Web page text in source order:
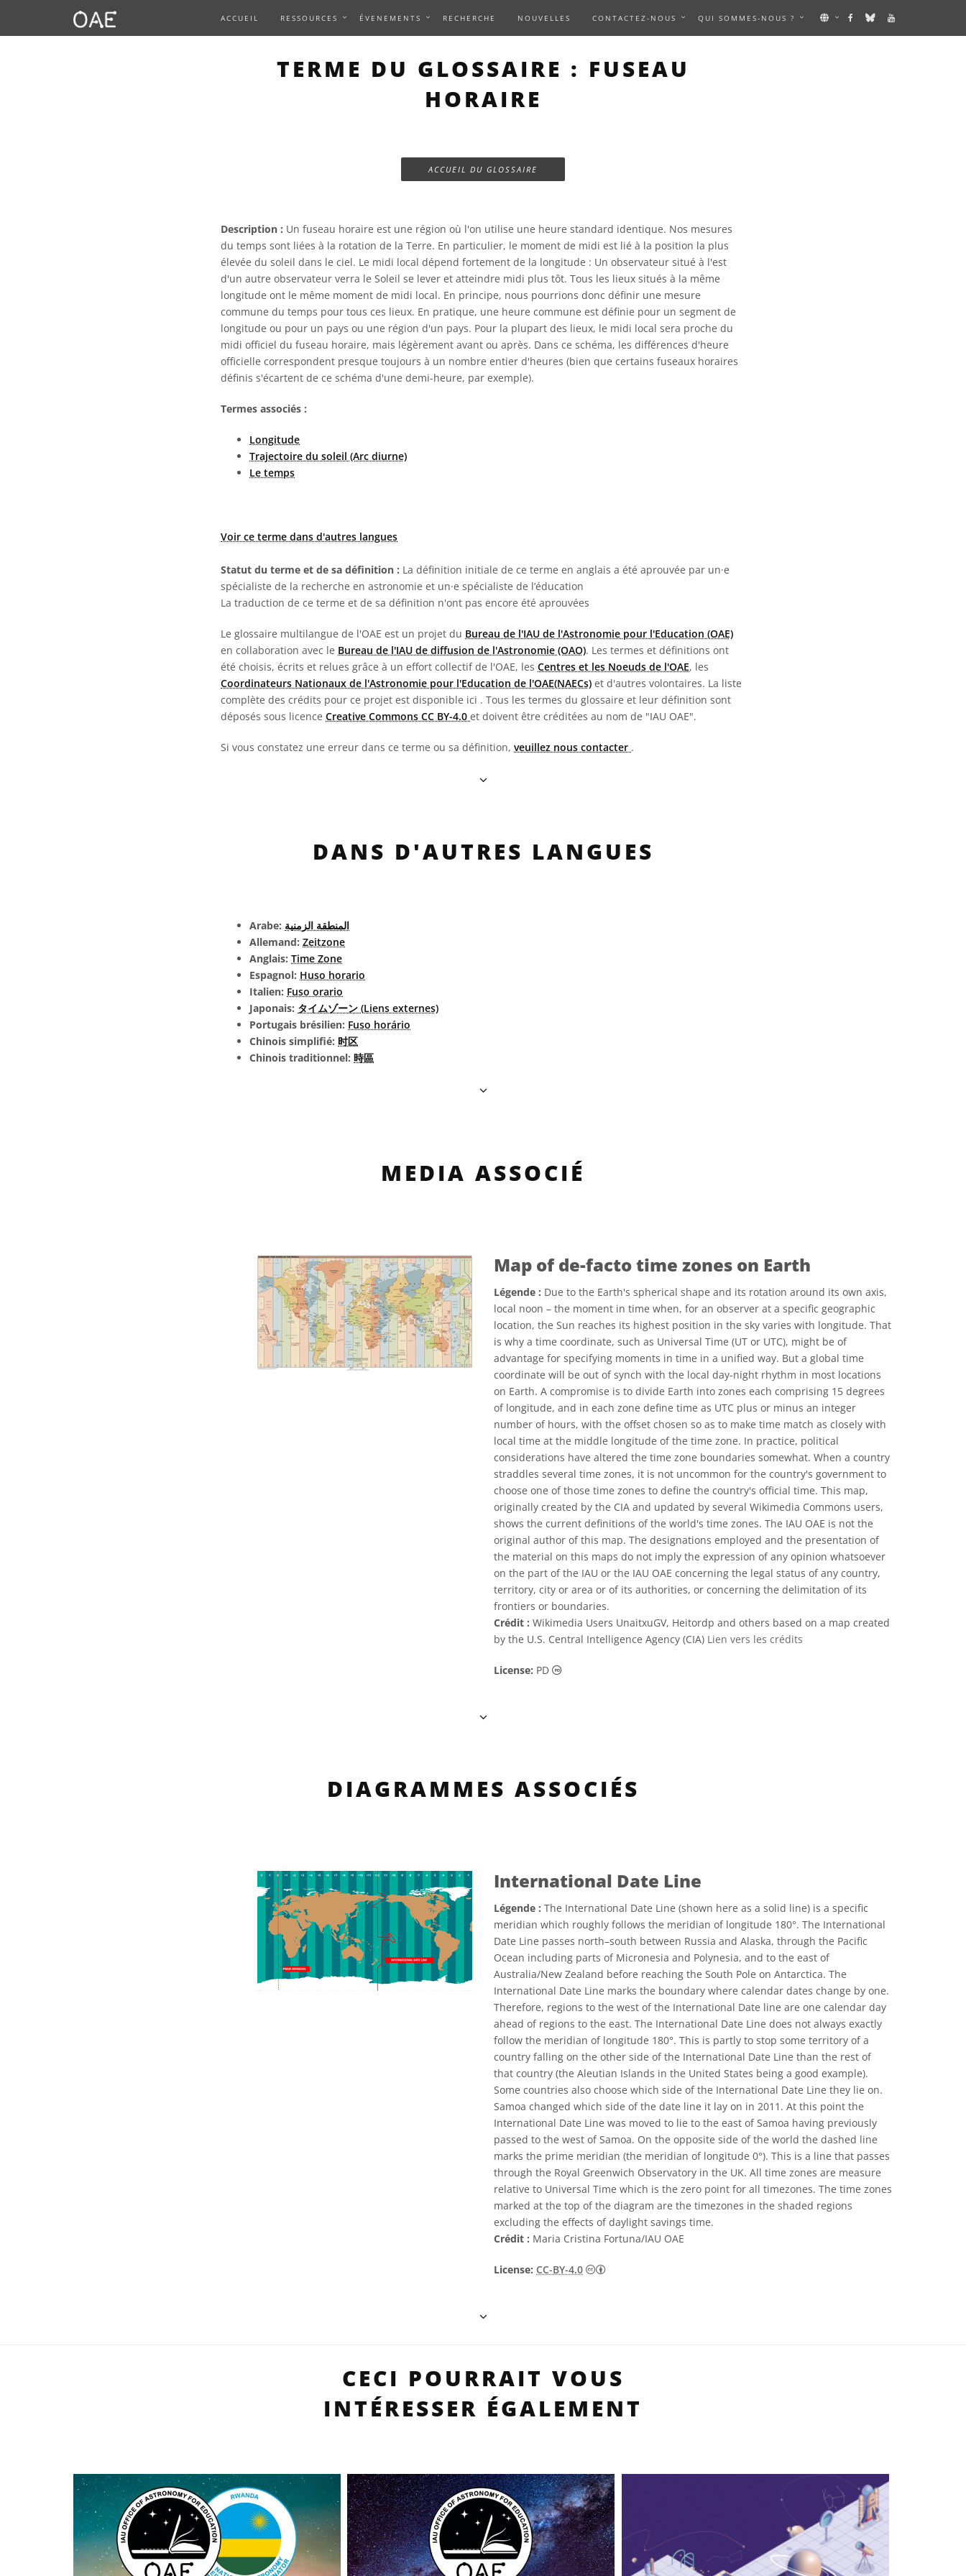
ACCUEIL RESSOURCES ÉVENEMENTS RECHERCHE NOUVELLES CONTACTEZ-NOUS QUI SOMMES-NOUS ?
TERME DU GLOSSAIRE : FUSEAU
HORAIRE
ACCUEIL DU GLOSSAIRE
Description : Un fuseau horaire est une région où l'on utilise une heure standard identique. Nos mesures
du temps sont liées à la rotation de la Terre. En particulier, le moment de midi est lié à la position la plus
élevée du soleil dans le ciel. Le midi local dépend fortement de la longitude : Un observateur situé à l'est
d'un autre observateur verra le Soleil se lever et atteindre midi plus tôt. Tous les lieux situés à la même
longitude ont le même moment de midi local. En principe, nous pourrions donc définir une mesure
commune du temps pour tous ces lieux. En pratique, une heure commune est définie pour un segment de
longitude ou pour un pays ou une région d'un pays. Pour la plupart des lieux, le midi local sera proche du
midi officiel du fuseau horaire, mais légèrement avant ou après. Dans ce schéma, les différences d'heure
officielle correspondent presque toujours à un nombre entier d'heures (bien que certains fuseaux horaires
définis s'écartent de ce schéma d'une demi-heure, par exemple).
Termes associés :
Longitude
Trajectoire du soleil (Arc diurne)
Le temps
Voir ce terme dans d'autres langues
Statut du terme et de sa définition : La définition initiale de ce terme en anglais a été aprouvée par un·e
spécialiste de la recherche en astronomie et un·e spécialiste de l’éducation
La traduction de ce terme et de sa définition n'ont pas encore été aprouvées
Le glossaire multilangue de l'OAE est un projet du Bureau de l'IAU de l'Astronomie pour l'Education (OAE)
en collaboration avec le Bureau de l'IAU de diffusion de l'Astronomie (OAO). Les termes et définitions ont
été choisis, écrits et relues grâce à un effort collectif de l'OAE, les Centres et les Noeuds de l'OAE, les
Coordinateurs Nationaux de l'Astronomie pour l'Education de l'OAE(NAECs) et d'autres volontaires. La liste
complète des crédits pour ce projet est disponible ici . Tous les termes du glossaire et leur définition sont
déposés sous licence Creative Commons CC BY-4.0 et doivent être créditées au nom de "IAU OAE".
Si vous constatez une erreur dans ce terme ou sa définition, veuillez nous contacter .
DANS D'AUTRES LANGUES
Arabe: المنطقة الزمنية
Allemand: Zeitzone
Anglais: Time Zone
Espagnol: Huso horario
Italien: Fuso orario
Japonais: タイムゾーン (Liens externes)
Portugais brésilien: Fuso horário
Chinois simplifié: 时区
Chinois traditionnel: 時區
MEDIA ASSOCIÉ
Map of de-facto time zones on Earth
Légende : Due to the Earth's spherical shape and its rotation around its own axis,
local noon – the moment in time when, for an observer at a specific geographic
location, the Sun reaches its highest position in the sky varies with longitude. That
is why a time coordinate, such as Universal Time (UT or UTC), might be of
advantage for specifying moments in time in a unified way. But a global time
coordinate will be out of synch with the local day-night rhythm in most locations
on Earth. A compromise is to divide Earth into zones each comprising 15 degrees
of longitude, and in each zone define time as UTC plus or minus an integer
number of hours, with the offset chosen so as to make time match as closely with
local time at the middle longitude of the time zone. In practice, political
considerations have altered the time zone boundaries somewhat. When a country
straddles several time zones, it is not uncommon for the country's government to
choose one of those time zones to define the country's official time. This map,
originally created by the CIA and updated by several Wikimedia Commons users,
shows the current definitions of the world's time zones. The IAU OAE is not the
original author of this map. The designations employed and the presentation of
the material on this maps do not imply the expression of any opinion whatsoever
on the part of the IAU or the IAU OAE concerning the legal status of any country,
territory, city or area or of its authorities, or concerning the delimitation of its
frontiers or boundaries.
Crédit : Wikimedia Users UnaitxuGV, Heitordp and others based on a map created
by the U.S. Central Intelligence Agency (CIA) Lien vers les crédits
License: PD Domaine Public Icônes
DIAGRAMMES ASSOCIÉS
International Date Line
Légende : The International Date Line (shown here as a solid line) is a specific
meridian which roughly follows the meridian of longitude 180°. The International
Date Line passes north–south between Russia and Alaska, through the Pacific
Ocean including parts of Micronesia and Polynesia, and to the east of
Australia/New Zealand before reaching the South Pole on Antarctica. The
International Date Line marks the boundary where calendar dates change by one.
Therefore, regions to the west of the International Date line are one calendar day
ahead of regions to the east. The International Date Line does not always exactly
follow the meridian of longitude 180°. This is partly to stop some territory of a
country falling on the other side of the International Date Line than the rest of
that country (the Aleutian Islands in the United States being a good example).
Some countries also choose which side of the International Date Line they lie on.
Samoa changed which side of the date line it lay on in 2011. At this point the
International Date Line was moved to lie to the east of Samoa having previously
passed to the west of Samoa. On the opposite side of the world the dashed line
marks the prime meridian (the meridian of longitude 0°). This is a line that passes
through the Royal Greenwich Observatory in the UK. All time zones are measure
relative to Universal Time which is the zero point for all timezones. The time zones
marked at the top of the diagram are the timezones in the shaded regions
excluding the effects of daylight savings time.
Crédit : Maria Cristina Fortuna/IAU OAE
License: CC-BY-4.0 Creative Commons (CC) Attribution 4.0 International (CC BY 4.0) Icônes
CECI POURRAIT VOUS
INTÉRESSER ÉGALEMENT